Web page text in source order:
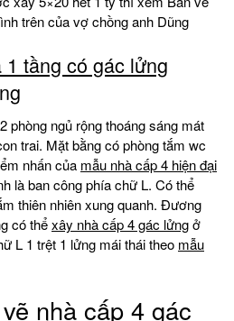
trên của vợ chồng anh Dũng
1 tầng có gác lửng
phòng ngủ rộng thoáng sáng mát
trai. Mặt bằng có phòng tắm wc
nhấn của mẫu nhà cấp 4 hiện đại
là ban công phía chữ L. Có thể
thiên nhiên xung quanh. Đương
có thểxây nhà cấp 4 gác lửngở
L 1 trệt 1 lửng mái thái theo mẫu
nhà cấp 4 gác